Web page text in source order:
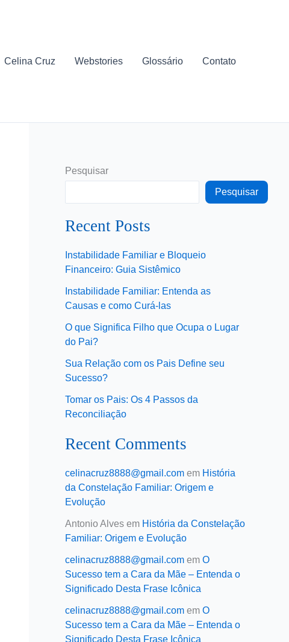
Celina Cruz Webstories Glossário Contato
Pesquisar
Pesquisar
Recent Posts
Instabilidade Familiar e Bloqueio
Financeiro: Guia Sistêmico
Instabilidade Familiar: Entenda as
Causas e como Curá-las
O que Significa Filho que Ocupa o Lugar
do Pai?
Sua Relação com os Pais Define seu
Sucesso?
Tomar os Pais: Os 4 Passos da
Reconciliação
Recent Comments
celinacruz8888@gmail.com em História
da Constelação Familiar: Origem e
Evolução
Antonio Alves em História da Constelação
Familiar: Origem e Evolução
celinacruz8888@gmail.com em O
Sucesso tem a Cara da Mãe – Entenda o
Significado Desta Frase Icônica
celinacruz8888@gmail.com em O
Sucesso tem a Cara da Mãe – Entenda o
Significado Desta Frase Icônica